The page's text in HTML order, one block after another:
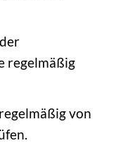
regelmäßig
von